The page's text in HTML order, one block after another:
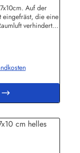
Auf der
eingefräst, die eine
verhindert.
geschliffen, dann
und mit
abgelagert, es
Bäumen.
sind
Bini Inh.